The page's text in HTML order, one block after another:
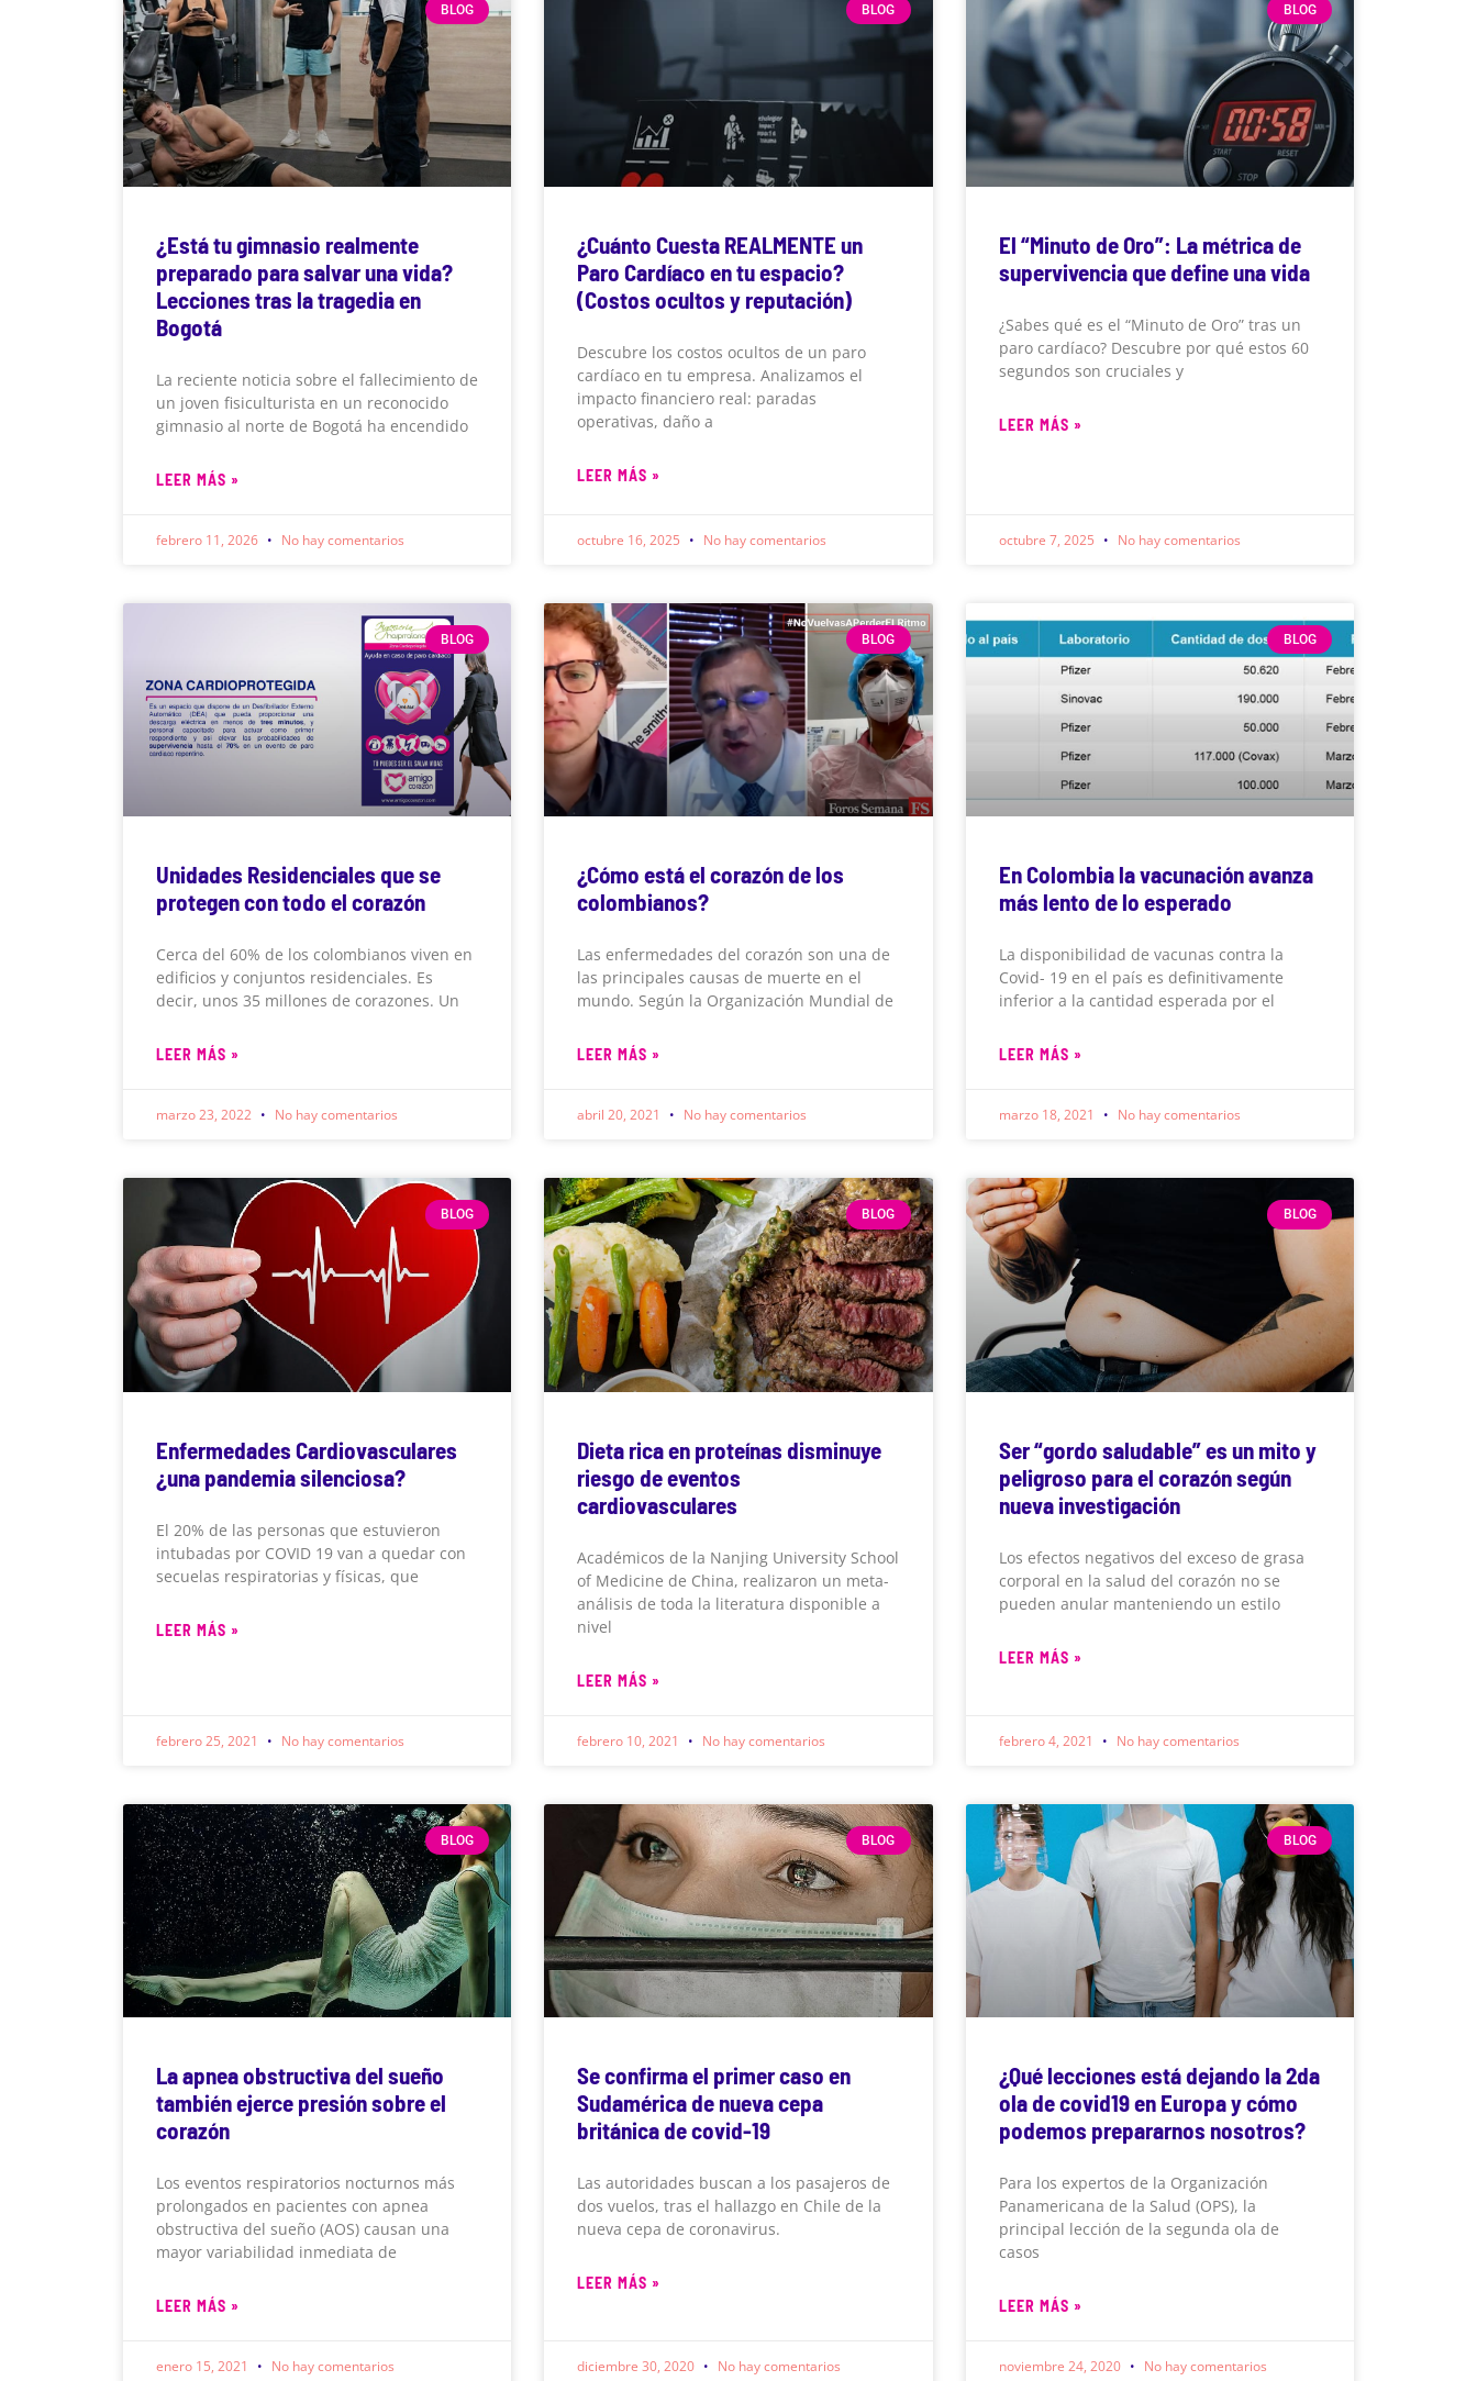
BLOG
¿Está tu gimnasio realmente
preparado para salvar una vida?
Lecciones tras la tragedia en
Bogotá
La reciente noticia sobre el fallecimiento de
un joven fisiculturista en un reconocido
gimnasio al norte de Bogotá ha encendido
LEER MÁS »
febrero 11, 2026 No hay comentarios
BLOG
¿Cuánto Cuesta REALMENTE un
Paro Cardíaco en tu espacio?
(Costos ocultos y reputación)
Descubre los costos ocultos de un paro
cardíaco en tu empresa. Analizamos el
impacto financiero real: paradas
operativas, daño a
LEER MÁS »
octubre 16, 2025 No hay comentarios
BLOG
El “Minuto de Oro”: La métrica de
supervivencia que define una vida
¿Sabes qué es el “Minuto de Oro” tras un
paro cardíaco? Descubre por qué estos 60
segundos son cruciales y
LEER MÁS »
octubre 7, 2025 No hay comentarios
BLOG
Unidades Residenciales que se
protegen con todo el corazón
Cerca del 60% de los colombianos viven en
edificios y conjuntos residenciales. Es
decir, unos 35 millones de corazones. Un
LEER MÁS »
marzo 23, 2022 No hay comentarios
BLOG
¿Cómo está el corazón de los
colombianos?
Las enfermedades del corazón son una de
las principales causas de muerte en el
mundo. Según la Organización Mundial de
LEER MÁS »
abril 20, 2021 No hay comentarios
BLOG
En Colombia la vacunación avanza
más lento de lo esperado
La disponibilidad de vacunas contra la
Covid- 19 en el país es definitivamente
inferior a la cantidad esperada por el
LEER MÁS »
marzo 18, 2021 No hay comentarios
BLOG
Enfermedades Cardiovasculares
¿una pandemia silenciosa?
El 20% de las personas que estuvieron
intubadas por COVID 19 van a quedar con
secuelas respiratorias y físicas, que
LEER MÁS »
febrero 25, 2021 No hay comentarios
BLOG
Dieta rica en proteínas disminuye
riesgo de eventos
cardiovasculares
Académicos de la Nanjing University School
of Medicine de China, realizaron un meta-
análisis de toda la literatura disponible a
nivel
LEER MÁS »
febrero 10, 2021 No hay comentarios
BLOG
Ser “gordo saludable” es un mito y
peligroso para el corazón según
nueva investigación
Los efectos negativos del exceso de grasa
corporal en la salud del corazón no se
pueden anular manteniendo un estilo
LEER MÁS »
febrero 4, 2021 No hay comentarios
BLOG
La apnea obstructiva del sueño
también ejerce presión sobre el
corazón
Los eventos respiratorios nocturnos más
prolongados en pacientes con apnea
obstructiva del sueño (AOS) causan una
mayor variabilidad inmediata de
LEER MÁS »
enero 15, 2021 No hay comentarios
BLOG
Se confirma el primer caso en
Sudamérica de nueva cepa
británica de covid-19
Las autoridades buscan a los pasajeros de
dos vuelos, tras el hallazgo en Chile de la
nueva cepa de coronavirus.
LEER MÁS »
diciembre 30, 2020 No hay comentarios
BLOG
¿Qué lecciones está dejando la 2da
ola de covid19 en Europa y cómo
podemos prepararnos nosotros?
Para los expertos de la Organización
Panamericana de la Salud (OPS), la
principal lección de la segunda ola de
casos
LEER MÁS »
noviembre 24, 2020 No hay comentarios